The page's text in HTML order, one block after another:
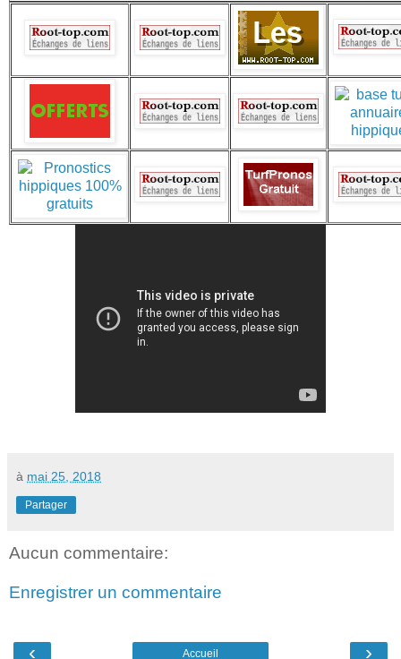
à mai 25, 2018
Partager
Aucun commentaire:
Enregistrer un commentaire
‹ ›
Accueil